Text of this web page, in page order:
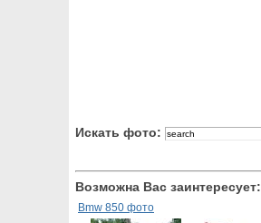
Искать фото:
Возможна Вас заинтересует:
Bmw 850 фото